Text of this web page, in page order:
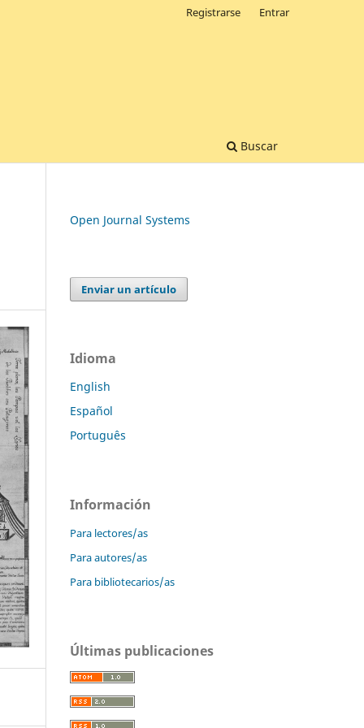
Buscar
Registrarse Entrar
Open Journal Systems
Enviar un artículo
Idioma
English
Español
Português
Información
Para lectores/as
Para autores/as
Para bibliotecarios/as
Últimas publicaciones